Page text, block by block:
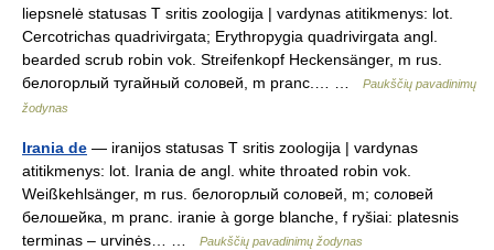
liepsnelė statusas T sritis zoologija | vardynas atitikmenys: lot.
Cercotrichas quadrivirgata; Erythropygia quadrivirgata angl.
bearded scrub robin vok. Streifenkopf Heckensänger, m rus.
белогорлый тугайный соловей, m pranc.… …
Paukščių pavadinimų
žodynas
Irania de — iranijos statusas T sritis zoologija | vardynas
atitikmenys: lot. Irania de angl. white throated robin vok.
Weißkehlsänger, m rus. белогорлый соловей, m; соловей
белошейка, m pranc. iranie à gorge blanche, f ryšiai: platesnis
terminas – urvinės… …
Paukščių pavadinimų žodynas